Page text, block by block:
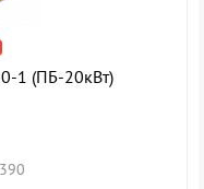
1 (ПБ-20кВт)